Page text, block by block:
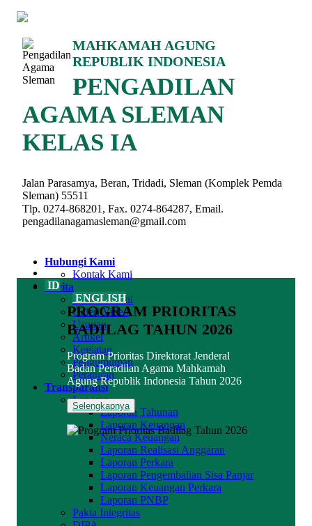
MAHKAMAH AGUNG
REPUBLIK INDONESIA
PENGADILAN
AGAMA SLEMAN
KELAS IA
Jalan Parasamya, Beran, Tridadi, Sleman (Komplek Pemda
Sleman) 55511
Tlp. 0274-868201, Fax. 0274-864287, Email.
pengadilanagamasleman@gmail.com
Hubungi Kami
Kontak Kami
Berita
Berita Terkini
Galeri Video
Ucapan
Artikel
Kegiatan
Pengumuman
Peraturan
Transparansi
Laporan
Laporan Tahunan
Laporan Keuangan
Neraca Keuangan
Laporan Realisasi Anggaran
Laporan Perkara
Laporan Pengembalian Sisa Panjar
Laporan Keuangan Perkara
Laporan PNBP
Pakta Integritas
ID
ENGLISH
PROGRAM PRIORITAS
BADILAG TAHUN 2026
Program Prioritas Direktorat Jenderal
Badan Peradilan Agama Mahkamah
Agung Republik Indonesia Tahun 2026
Selengkapnya